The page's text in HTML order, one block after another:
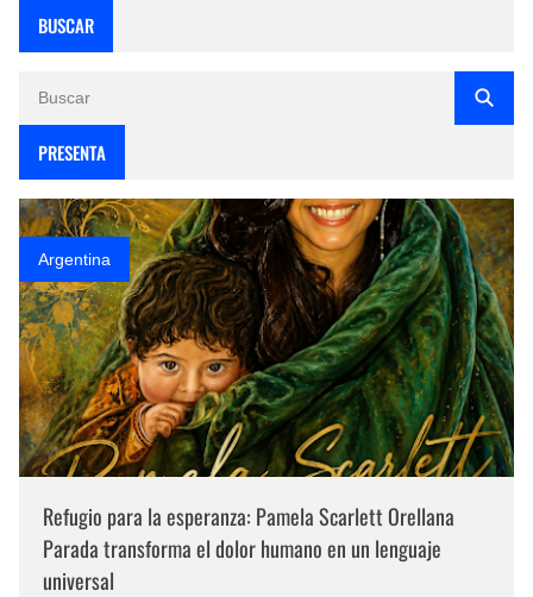
BUSCAR
PRESENTA
Argentina
Refugio para la esperanza: Pamela Scarlett Orellana
Parada transforma el dolor humano en un lenguaje
universal